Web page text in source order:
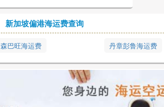
新加坡偏港海运费查询
森巴旺海运费 丹章彭鲁海运费